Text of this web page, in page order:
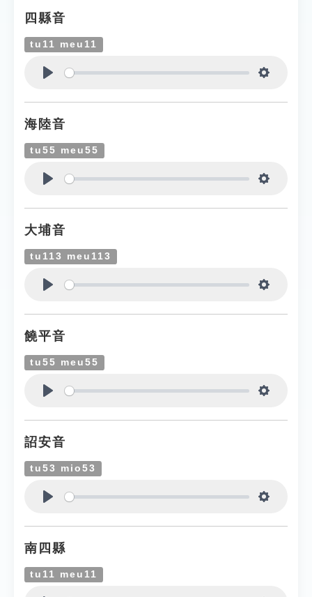
四縣音
tu11 meu11
海陸音
tu55 meu55
大埔音
tu113 meu113
饒平音
tu55 meu55
詔安音
tu53 mio53
南四縣
tu11 meu11